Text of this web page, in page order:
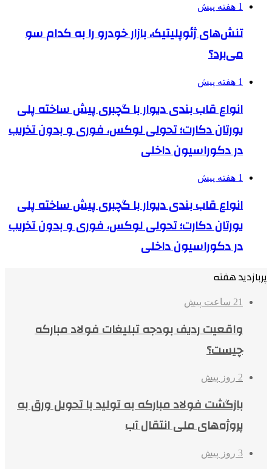
1 هفته پیش
تنش‌های ژئوپلیتیک، بازار خودرو را به کدام سو
می‌برد؟
1 هفته پیش
انواع قاب بندی دیوار با گچبری پیش ساخته پلی
یورتان دکارت؛ تحولی لوکس، فوری و بدون تخریب
در دکوراسیون داخلی
1 هفته پیش
انواع قاب بندی دیوار با گچبری پیش ساخته پلی
یورتان دکارت؛ تحولی لوکس، فوری و بدون تخریب
در دکوراسیون داخلی
پربازدید هفته
21 ساعت پیش
واقعیت ردیف بودجه تبلیغات فولاد مبارکه
چیست؟
2 روز پیش
بازگشت فولاد مبارکه به تولید با تحویل ورق به
پروژه‌های ملی انتقال آب
3 روز پیش